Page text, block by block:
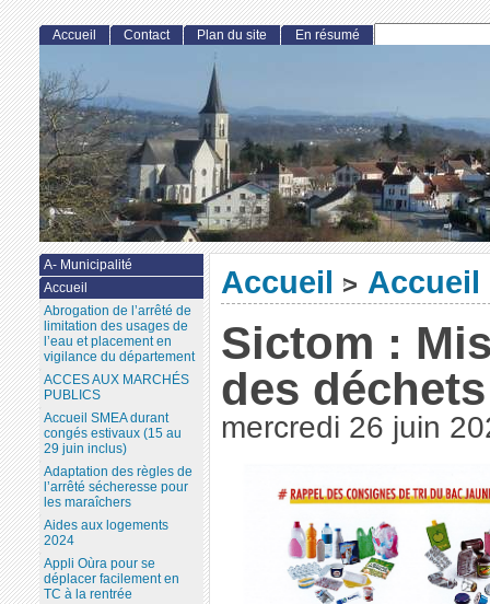
Accueil > Accueil
Sictom :
des
mercredi 26 juin
Accueil Contact Plan du site En résumé
A- Municipalité
Accueil
Abrogation de l’arrêté de
limitation des usages de
l’eau et placement en
vigilance du département
ACCES AUX MARCHÉS
PUBLICS
Accueil SMEA durant
congés estivaux (15 au
29 juin inclus)
Adaptation des règles de
l’arrêté sécheresse pour
les maraîchers
Aides aux logements
2024
Appli Oùra pour se
déplacer facilement en
TC à la rentrée